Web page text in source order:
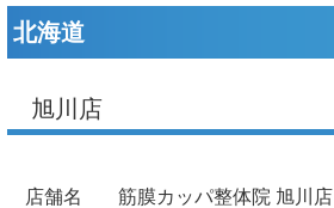
北海道
旭川店
店舗名 筋膜カッパ整体院 旭川店